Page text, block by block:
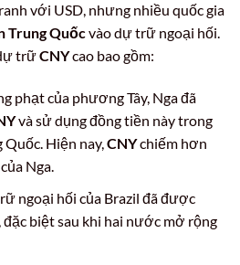
với USD, nhưng nhiều quốc gia
Trung Quốcvào dự trữ ngoại hối.
trữCNYcao bao gồm:
phạt của phương Tây, Nga đã
và sử dụng đồng tiền này trong
Hiện nay,CNYchiếm hơn
Nga.
ngoại hối của Brazil đã được
đặc biệt sau khi hai nước mở rộng